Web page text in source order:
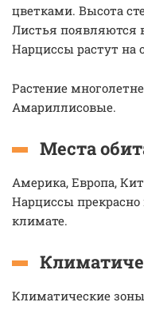
цветками. Высота
Листья появляются
Нарциссы растут на
Растение
Амариллисовые.
Места
Америка, Европа,
Нарциссы
климате.
Климатические зоны